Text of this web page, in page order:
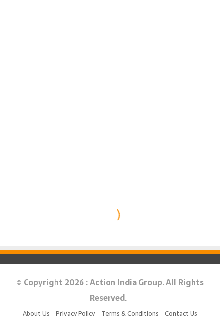
© Copyright 2026 : Action India Group. All Rights
Reserved.
About Us Privacy Policy Terms & Conditions Contact Us